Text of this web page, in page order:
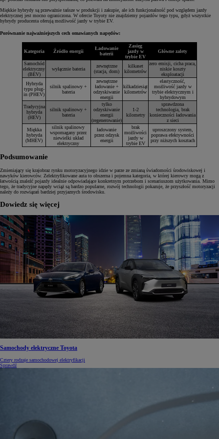
Miękkie hybrydy są przeważnie tańsze w produkcji i zakupie, ale ich funkcjonalność pod względem jazdy
elektrycznej jest mocno ograniczona. W ofercie Toyoty nie znajdziemy pojazdów tego typu, gdyż wszystkie
hybrydy producenta oferują możliwość jazdy w trybie EV.
Porównanie najważniejszych cech omawianych napędów:
Kategoria Źródło energii
Ładowanie
baterii
Zasięg
jazdy w
trybie EV
Główne zalety
Samochód
elektryczny
(BEV)
wyłącznie bateria
zewnętrzne
(stacja, dom)
kilkaset
kilometrów
zero emisji, cicha praca,
niskie koszty
eksploatacji
Hybryda
typu plug-
in (PHEV)
silnik spalinowy +
bateria
zewnętrzne
ładowanie +
odzyskiwanie
energii
kilkadziesiąt
kilometrów
elastyczność,
możliwość jazdy w
trybie elektrycznym i
hybrydowym
Tradycyjna
hybryda
(HEV)
silnik spalinowy +
bateria
tylko
odzyskiwanie
energii
(regenerowanie)
1-2
kilometry
sprawdzona
technologia, brak
konieczności ładowania
z sieci
Miękka
hybryda
(MHEV)
silnik spalinowy
wspomagany przez
niewielki układ
elektryczny
ładowanie
przez odzysk
energii
brak
możliwości
jazdy w
trybie EV
uproszczony system,
poprawa efektywności
przy niższych kosztach
Podsumowanie
Zmieniający się krajobraz rynku motoryzacyjnego idzie w parze ze zmianą świadomości środowiskowej i
nawyków kierowców. Zelektryfikowane auta to obszerna i pojemna kategoria, w której kierowcy mogą z
łatwością znaleźć pojazdy idealnie odpowiadające konkretnym potrzebom i scenariuszom użytkowania. Mimo
tego, że tradycyjne napędy wciąż są bardzo popularne, rozwój technologii pokazuje, że przyszłość motoryzacji
należy do rozwiązań bardziej przyjaznych środowisku.
Dowiedz się więcej
Samochody elektryczne Toyota
Cztery rodzaje samochodowej elektryfikacji
Sprawdź